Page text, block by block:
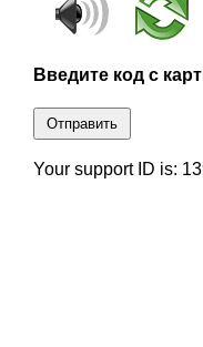
Введите код с
Отправить
Your support ID is: